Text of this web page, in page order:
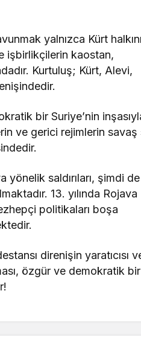
yalnızca Kürt
işbirlikçilerin kaostan,
Kurtuluş; Kürt, Alevi,
bir Suriye’nin
ve gerici rejimlerin savaş
saldırıları, şimdi de
13. yılında Rojava
politikaları boşa
direnişin yaratıcısı
özgür ve demokratik bir